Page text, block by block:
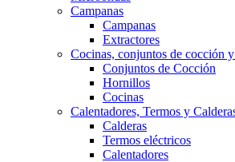
Campanas
Campanas
Extractores
Cocinas, conjuntos de cocción
Conjuntos de Cocción
Hornillos
Cocinas
Calentadores, Termos y
Calderas
Termos eléctricos
Calentadores